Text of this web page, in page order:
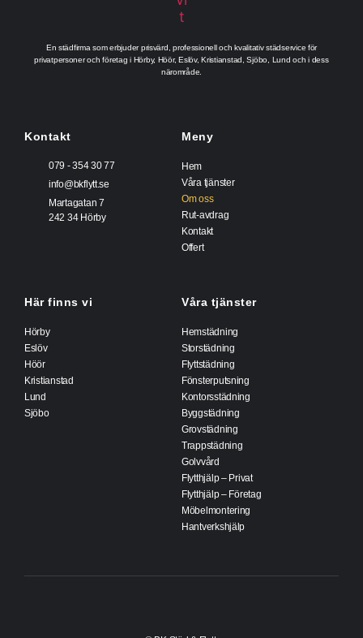
En städfirma som erbjuder prisvärd, professionell och kvalitativ städservice för
privatpersoner och företag i Hörby, Höör, Eslöv, Kristianstad, Sjöbo, Lund och i dess
närområde.
Kontakt
079 - 354 30 77
info@bkflytt.se
Martagatan 7
242 34 Hörby
Meny
Hem
Våra tjänster
Om oss
Rut-avdrag
Kontakt
Offert
Här finns vi
Hörby
Eslöv
Höör
Kristianstad
Lund
Sjöbo
Våra tjänster
Hemstädning
Storstädning
Flyttstädning
Fönsterputsning
Kontorsstädning
Byggstädning
Grovstädning
Trappstädning
Golvvård
Flytthjälp – Privat
Flytthjälp – Företag
Möbelmontering
Hantverkshjälp